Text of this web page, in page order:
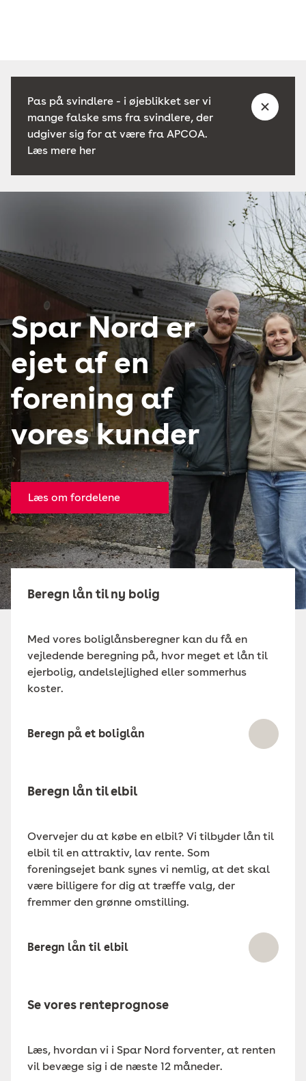
Pas på svindlere - i øjeblikket ser vi
mange falske sms fra svindlere, der
udgiver sig for at være fra APCOA.
Læs mere her
Spar Nord er
ejet af en
forening af
vores kunder
Læs om fordelene
Beregn lån til ny bolig
Med vores boliglånsberegner kan du få en
vejledende beregning på, hvor meget et lån til
ejerbolig, andelslejlighed eller sommerhus
koster.
Beregn på et boliglån
Beregn lån til elbil
Overvejer du at købe en elbil? Vi tilbyder lån til
elbil til en attraktiv, lav rente. Som
foreningsejet bank synes vi nemlig, at det skal
være billigere for dig at træffe valg, der
fremmer den grønne omstilling.
Beregn lån til elbil
Se vores renteprognose
Læs, hvordan vi i Spar Nord forventer, at renten
vil bevæge sig i de næste 12 måneder.